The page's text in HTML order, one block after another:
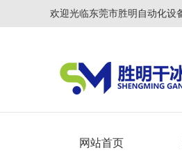
欢迎光临东莞市胜明自动化设
网站首页